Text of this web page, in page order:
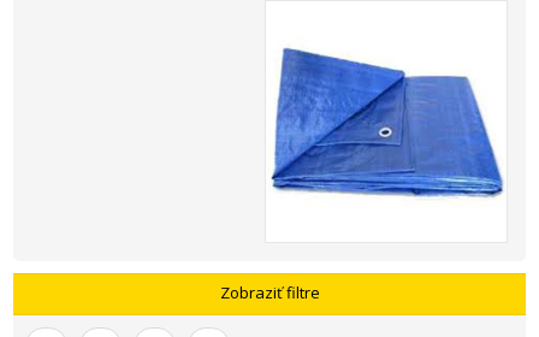
Zobraziť filtre